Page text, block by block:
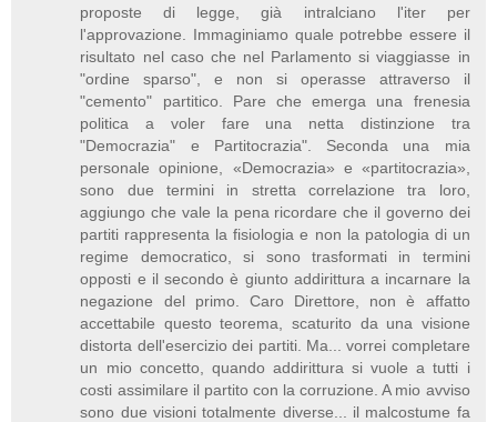
proposte di legge, già intralciano l'iter per
l'approvazione. Immaginiamo quale potrebbe essere il
risultato nel caso che nel Parlamento si viaggiasse in
"ordine sparso", e non si operasse attraverso il
"cemento" partitico. Pare che emerga una frenesia
politica a voler fare una netta distinzione tra
"Democrazia" e Partitocrazia". Seconda una mia
personale opinione, «Democrazia» e «partitocrazia»,
sono due termini in stretta correlazione tra loro,
aggiungo che vale la pena ricordare che il governo dei
partiti rappresenta la fisiologia e non la patologia di un
regime democratico, si sono trasformati in termini
opposti e il secondo è giunto addirittura a incarnare la
negazione del primo. Caro Direttore, non è affatto
accettabile questo teorema, scaturito da una visione
distorta dell'esercizio dei partiti. Ma... vorrei completare
un mio concetto, quando addirittura si vuole a tutti i
costi assimilare il partito con la corruzione. A mio avviso
sono due visioni totalmente diverse... il malcostume fa